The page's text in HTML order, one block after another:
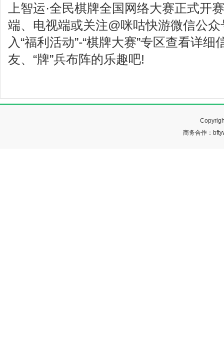
上智运·全民棋牌全国网络大赛正式开
端、电视端或关注@咪咕快游微信公
入“福利活动”-“棋牌大赛”专区查看详
友、“牌”兵布阵的乐趣吧!
商务合作：